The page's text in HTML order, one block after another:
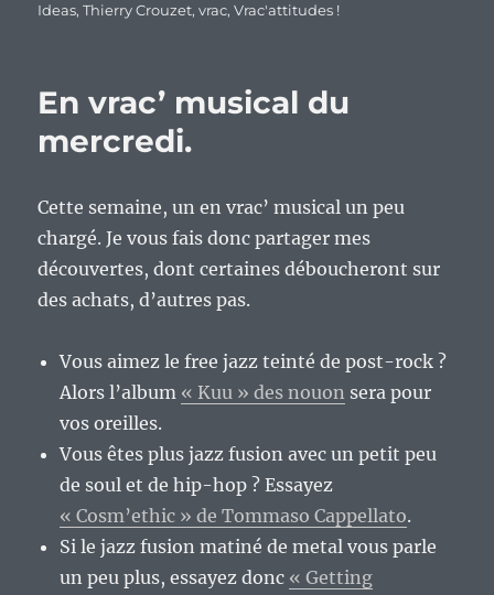
Ideas,Thierry Crouzet,vrac,Vrac'attitudes !
En vrac’ musical du
mercredi.
Cette semaine, un en vrac’ musical un peu
chargé. Je vous fais donc partager mes
découvertes, dont certaines déboucheront sur
des achats, d’autres pas.
Vous aimez le free jazz teinté de post-rock ?
Alors l’album « Kuu » des nouon sera pour
vos oreilles.
Vous êtes plus jazz fusion avec un petit peu
de soul et de hip-hop ? Essayez
« Cosm’ethic » de Tommaso Cappellato.
Si le jazz fusion matiné de metal vous parle
un peu plus, essayez donc « Getting